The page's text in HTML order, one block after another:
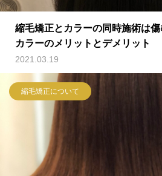
縮毛矯正とカラーの同時施術は
カラーのメリットとデメリット
2021.03.19
縮毛矯正について